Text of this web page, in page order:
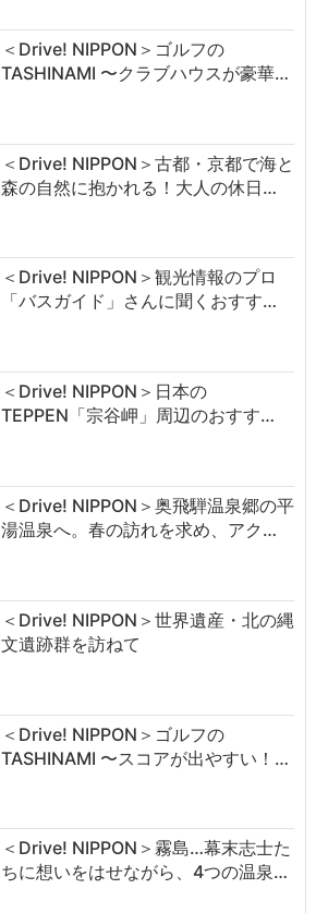
＜Drive! NIPPON＞ゴルフの
TASHINAMI 〜クラブハウスが豪華…
＜Drive! NIPPON＞古都・京都で海と
森の自然に抱かれる！大人の休日…
＜Drive! NIPPON＞観光情報のプロ
「バスガイド」さんに聞くおすす…
＜Drive! NIPPON＞日本の
TEPPEN「宗谷岬」周辺のおすす…
＜Drive! NIPPON＞奥飛騨温泉郷の平
湯温泉へ。春の訪れを求め、アク…
＜Drive! NIPPON＞世界遺産・北の縄
文遺跡群を訪ねて
＜Drive! NIPPON＞ゴルフの
TASHINAMI 〜スコアが出やすい！…
＜Drive! NIPPON＞霧島…幕末志士た
ちに想いをはせながら、4つの温泉…